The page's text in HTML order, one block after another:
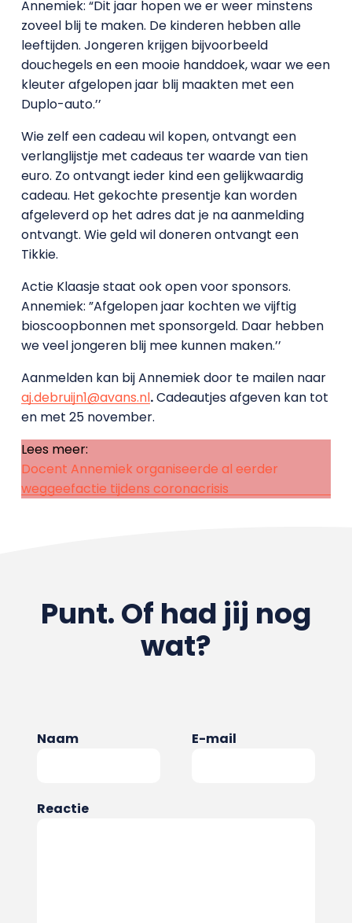
Annemiek: “Dit jaar hopen we er weer minstens
zoveel blij te maken. De kinderen hebben alle
leeftijden. Jongeren krijgen bijvoorbeeld
douchegels en een mooie handdoek, waar we een
kleuter afgelopen jaar blij maakten met een
Duplo-auto.’’
Wie zelf een cadeau wil kopen, ontvangt een
verlanglijstje met cadeaus ter waarde van tien
euro. Zo ontvangt ieder kind een gelijkwaardig
cadeau. Het gekochte presentje kan worden
afgeleverd op het adres dat je na aanmelding
ontvangt. Wie geld wil doneren ontvangt een
Tikkie.
Actie Klaasje staat ook open voor sponsors.
Annemiek: ”Afgelopen jaar kochten we vijftig
bioscoopbonnen met sponsorgeld. Daar hebben
we veel jongeren blij mee kunnen maken.’’
Aanmelden kan bij Annemiek door te mailen naar
aj.debruijn1@avans.nl.Cadeautjes afgeven kan tot
en met 25 november.
Lees meer:
Docent Annemiek organiseerde al eerder
weggeefactie tijdens coronacrisis
Punt. Of had jij nog
wat?
Naam E-mail
Reactie